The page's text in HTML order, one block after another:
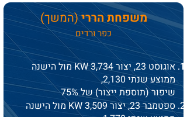
משפחת הררי(המשך)
כפר ורדים
אוגוסט 23, יצור 3,734 KW מול הישנה
ממוצע שנתי 2,130,
שיפור (תוספת ייצור) של 75%
ספטמבר 23, יצור 3,509 KW מול הישנה